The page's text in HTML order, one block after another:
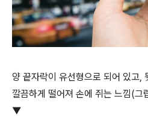
양 끝자락이 유선형으로 되어 있고,
깔끔하게 떨어져 손에 쥐는 느낌(그
▼